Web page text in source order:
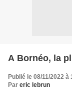
A Bornéo, la
Publié le 08/11/2022 à
Par eric lebrun